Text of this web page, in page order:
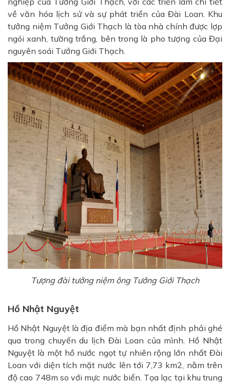
về văn hóa lịch sử và sự phát triển của Đài Loan. Khu
tưởng niệm Tưởng Giới Thạch là tòa nhà chính được lợp
ngói xanh, tường trắng, bên trong là pho tượng của Đại
nguyên soái Tưởng Giới Thạch.
Tượng đài tưởng niệm ông Tưởng Giới Thạch
Hồ Nhật Nguyệt
Hồ Nhật Nguyệt là địa điểm mà bạn nhất định phải ghé
qua trong chuyến du lịch Đài Loan của mình. Hồ Nhật
Nguyệt là một hồ nước ngọt tự nhiên rộng lớn nhất Đài
Loan với diện tích mặt nước lên tới 7,73 km2, nằm trên
độ cao 748m so với mực nước biển. Tọa lạc tại khu trung